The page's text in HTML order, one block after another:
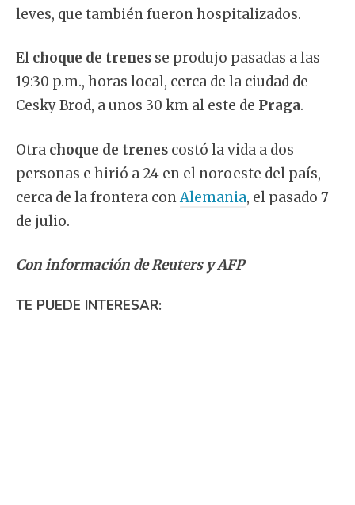
leves, que también fueron hospitalizados.
El choque de trenes se produjo pasadas a las
19:30 p.m., horas local, cerca de la ciudad de
Cesky Brod, a unos 30 km al este de Praga.
Otra choque de trenes costó la vida a dos
personas e hirió a 24 en el noroeste del país,
cerca de la frontera conAlemania, el pasado 7
de julio.
Con información de Reuters y AFP
TE PUEDE INTERESAR: